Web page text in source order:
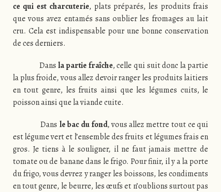
ce qui est charcuterie, plats préparés, les produits frais
que vous avez entamés sans oublier les fromages au lait
cru. Cela est indispensable pour une bonne conservation
de ces derniers.
Dans la partie fraîche, celle qui suit donc la partie
la plus froide, vous allez devoir ranger les produits laitiers
en tout genre, les fruits ainsi que les légumes cuits, le
poisson ainsi que la viande cuite.
Dans le bac du fond, vous allez mettre tout ce qui
est légume vert et l’ensemble des fruits et légumes frais en
gros. Je tiens à le souligner, il ne faut jamais mettre de
tomate ou de banane dans le frigo. Pour finir, il y a la porte
du frigo, vous devrez y ranger les boissons, les condiments
en tout genre, le beurre, les œufs et n’oublions surtout pas